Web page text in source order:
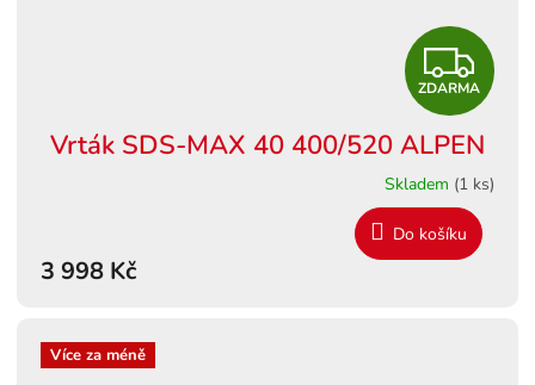
Z
D
A
R
M
ZDARMA
Vrták SDS-MAX 40 400/520 ALPEN
Skladem (1 ks)
3 998 Kč
Do košíku
Více za méně